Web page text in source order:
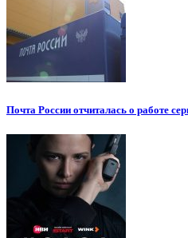
Почта России отчиталась о работе